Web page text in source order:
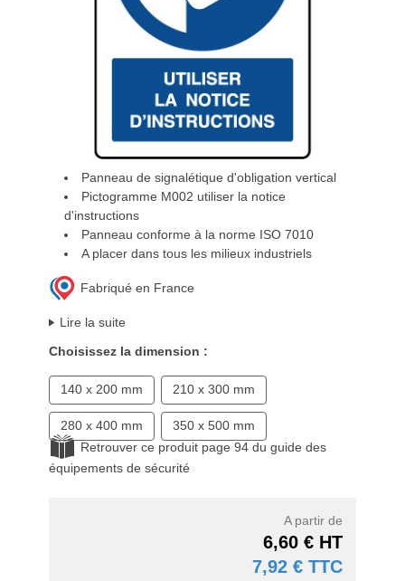
Panneau de signalétique d'obligation vertical
Pictogramme M002 utiliser la notice
d'instructions
Panneau conforme à la norme ISO 7010
A placer dans tous les milieux industriels
Fabriqué en France
Lire la suite
Choisissez la dimension :
140 x 200 mm 210 x 300 mm
280 x 400 mm
350 x 500 mm
Retrouver ce produit page 94 du guide des
équipements de sécurité
A partir de
6,60 € HT
7,92 € TTC